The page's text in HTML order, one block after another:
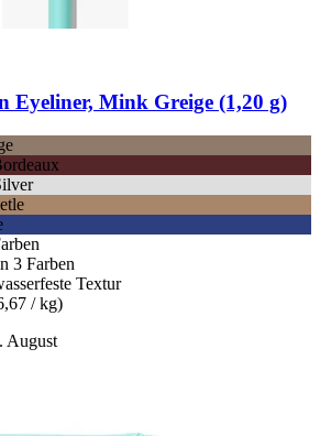
Eyeliner, Mink Greige (1,20 g)
3 Farben
Textur
/ kg)
August